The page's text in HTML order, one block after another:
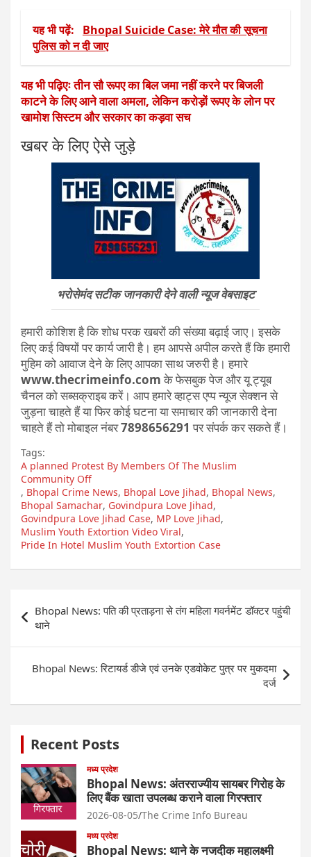
यह भी पढ़ें:
Bhopal Suicide Case: मेरे मौत की सूचना
पुलिस को न दी जाए
यह भी पढ़िएः तीन सौ रूपए का बिल जमा नहीं करने पर बिजली
काटने के लिए आने वाला अमला, लेकिन करोड़ों रूपए के लोन पर
खामोश सिस्टम और सरकार का कड़वा सच
खबर के लिए ऐसे जुड़े
भरोसेमंद सटीक जानकारी देने वाली न्यूज वेबसाइट
हमारी कोशिश है कि शोध परक खबरों की संख्या बढ़ाई जाए। इसके
लिए कई विषयों पर कार्य जारी है। हम आपसे अपील करते हैं कि हमारी
मुहिम को आवाज देने के लिए आपका साथ जरुरी है। हमारे
www.thecrimeinfo.comके फेसबुक पेज और यू ट्यूब
चैनल को सब्सक्राइब करें। आप हमारे व्हाट्स एप्प न्यूज सेक्शन से
जुड़ना चाहते हैं या फिर कोई घटना या समाचार की जानकारी देना
चाहते हैं तो मोबाइल नंबर7898656291 पर संपर्क कर सकते हैं।
Tags:
A planned Protest By Members Of The Muslim
Community Off
, Bhopal Crime News, Bhopal Love Jihad, Bhopal News,
Bhopal Samachar, Govindpura Love Jihad,
Govindpura Love Jihad Case, MP Love Jihad,
Muslim Youth Extortion Video Viral,
Pride In Hotel Muslim Youth Extortion Case
navigation
Bhopal News: पति की प्रताड़ना से तंग महिला गवर्नमेंट डॉक्टर पहुंची
थाने
Bhopal News: रिटायर्ड डीजे एवं उनके एडवोकेट पुत्र पर मुकदमा
दर्ज
Recent Posts
मध्य प्रदेश
Bhopal News: अंतरराज्यीय सायबर गिरोह के
लिए बैंक खाता उपलब्ध कराने वाला गिरफ्तार
2026-08-05 The Crime Info Bureau
मध्य प्रदेश
Bhopal News: थाने के नजदीक महालक्ष्मी